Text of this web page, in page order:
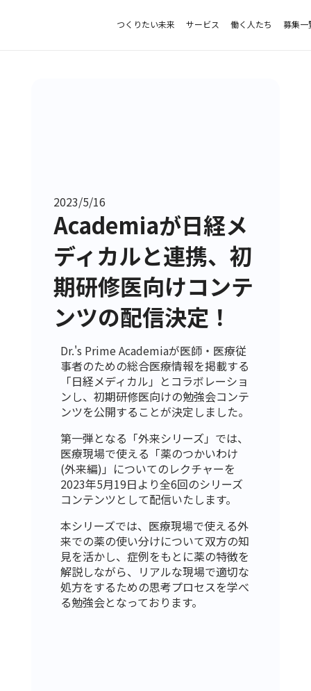
つくりたい未来 サービス 働く人たち 募集一
2023/5/16
Academiaが日経メ
ディカルと連携、初
期研修医向けコンテ
ンツの配信決定！
Dr.'s Prime Academiaが医師・医療従
事者のための総合医療情報を掲載する
「日経メディカル」とコラボレーショ
ンし、初期研修医向けの勉強会コンテ
ンツを公開することが決定しました。
第一弾となる「外来シリーズ」では、
医療現場で使える「薬のつかいわけ
(外来編)」についてのレクチャーを
2023年5月19日より全6回のシリーズ
コンテンツとして配信いたします。
本シリーズでは、医療現場で使える外
来での薬の使い分けについて双方の知
見を活かし、症例をもとに薬の特徴を
解説しながら、リアルな現場で適切な
処方をするための思考プロセスを学べ
る勉強会となっております。